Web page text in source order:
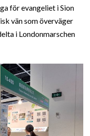
för evangeliet i Sion
vän som överväger
i Londonmarschen